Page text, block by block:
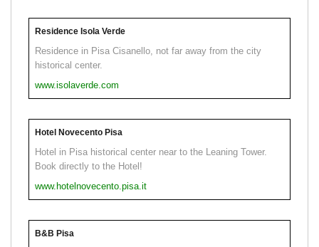
Residence Isola Verde
Residence in Pisa Cisanello, not far away from the city
historical center.
www.isolaverde.com
Hotel Novecento Pisa
Hotel in Pisa historical center near to the Leaning Tower.
Book directly to the Hotel!
www.hotelnovecento.pisa.it
B&B Pisa